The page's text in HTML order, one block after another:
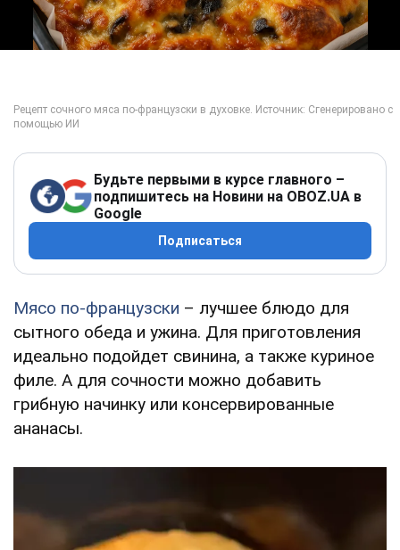
Будьте первыми в курсе главного –
подпишитесь на Новини на OBOZ.UA в
Google
Подписаться
Мясо по-французски – лучшее блюдо для
сытного обеда и ужина. Для приготовления
идеально подойдет свинина, а также куриное
филе. А для сочности можно добавить
грибную начинку или консервированные
ананасы.